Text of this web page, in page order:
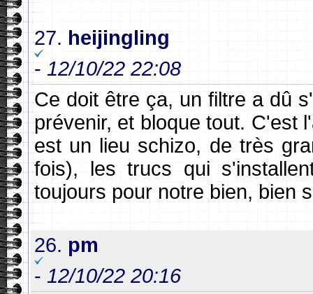
27. heijingling
- 12/10/22 22:08
Ce doit être ça, un filtre a dû
prévenir, et bloque tout. C'est
est un lieu schizo, de très
fois), les trucs qui
toujours pour notre bien, bien
26. pm
- 12/10/22 20:16